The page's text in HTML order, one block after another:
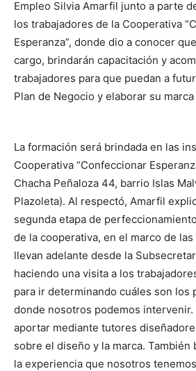
Empleo Silvia Amarfil junto a parte
los trabajadores de la Cooperativa
Esperanza”, donde dio a conocer
cargo, brindarán capacitación y
trabajadores para que puedan a
Plan de Negocio y elaborar su
La formación será brindada en las
Cooperativa “Confeccionar
Chacha Peñaloza 44, barrio Islas
Plazoleta). Al respectó, Amarfil
segunda etapa de
de la cooperativa, en el marco de
llevan adelante desde la
haciendo una visita a los
para ir determinando cuáles son los
donde nosotros podemos intervenir.
aportar mediante tutores
sobre el diseño y la marca. También
la experiencia que nosotros